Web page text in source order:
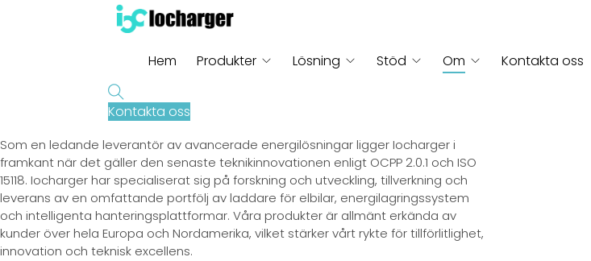
Hem Produkter Lösning Stöd Om Kontakta oss
Kontakta oss
Om Iocharger
Som en ledande leverantör av avancerade energilösningar ligger Iocharger i
framkant när det gäller den senaste teknikinnovationen enligt OCPP 2.0.1 och ISO
15118. Iocharger har specialiserat sig på forskning och utveckling, tillverkning och
leverans av en omfattande portfölj av laddare för elbilar, energilagringssystem
och intelligenta hanteringsplattformar. Våra produkter är allmänt erkända av
kunder över hela Europa och Nordamerika, vilket stärker vårt rykte för tillförlitlighet,
innovation och teknisk excellens.